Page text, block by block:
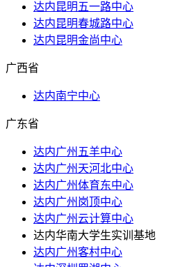
达内昆明五一路中心
达内昆明春城路中心
达内昆明金尚中心
广西省
达内南宁中心
广东省
达内广州五羊中心
达内广州天河北中心
达内广州体育东中心
达内广州岗顶中心
达内广州云计算中心
达内华南大学生实训基地
达内广州客村中心